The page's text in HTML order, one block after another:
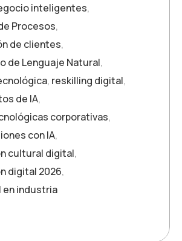
inteligentes,
Procesos,
de clientes,
de Lenguaje Natural,
, reskilling digital,
de IA,
corporativas,
con IA,
cultural digital,
digital 2026,
industria